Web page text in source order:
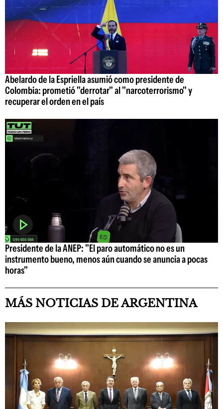
Abelardo de la Espriella asumió como presidente de
Colombia: prometió "derrotar" al "narcoterrorismo" y
recuperar el orden en el país
Presidente de la ANEP: "El paro automático no es un
instrumento bueno, menos aún cuando se anuncia a pocas
horas"
MÁS NOTICIAS DE ARGENTINA